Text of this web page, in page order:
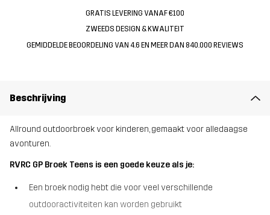
GRATIS LEVERING VANAF €100
ZWEEDS DESIGN & KWALITEIT
GEMIDDELDE BEOORDELING VAN 4.6 EN MEER DAN 840.000 REVIEWS
Beschrijving
Allround outdoorbroek voor kinderen, gemaakt voor alledaagse
avonturen.
RVRC GP Broek Teens is een goede keuze als je:
Een broek nodig hebt die voor veel verschillende
outdooractiviteiten kan worden gebruikt